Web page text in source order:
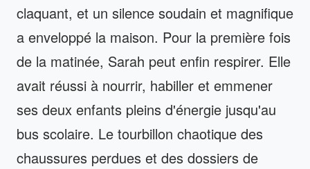
claquant, et un silence soudain et magnifique
a enveloppé la maison. Pour la première fois
de la matinée, Sarah peut enfin respirer. Elle
avait réussi à nourrir, habiller et emmener
ses deux enfants pleins d'énergie jusqu'au
bus scolaire. Le tourbillon chaotique des
chaussures perdues et des dossiers de